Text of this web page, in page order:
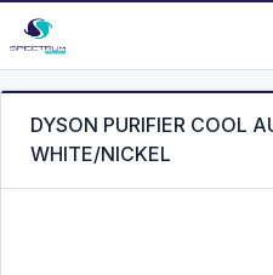
DYSON PURIFIER COOL
WHITE/NICKEL